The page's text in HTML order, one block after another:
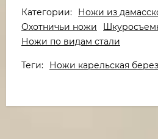
Категории:
Ножи из
Охотничьи ножи
Ножи по видам стали
Теги: Ножи карельская